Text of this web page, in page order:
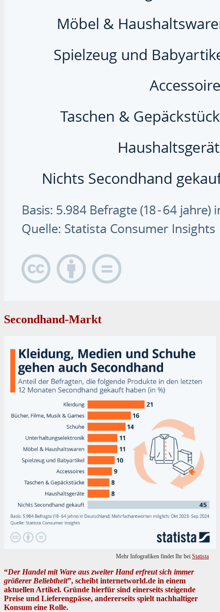
Secondhand-Markt
Mehr Info­grafiken find­et Ihr beiSta­tista
“Der Han­del mit Ware aus zweit­er Hand erfreut sich immer
größer­er Beliebtheit”, scheibt internetworld.de in einem
aktuellen Artikel. Gründe hier­für sind ein­er­seits steigende
Preise und Lief­er­eng­pässe, ander­er­seits spielt nach­haltiger
Kon­sum eine Rolle.